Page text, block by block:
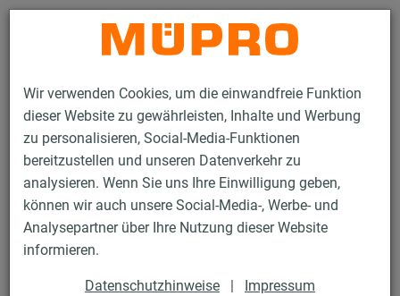
Wir verwenden Cookies, um die einwandfreie Funktion
dieser Website zu gewährleisten, Inhalte und Werbung
zu personalisieren, Social-Media-Funktionen
bereitzustellen und unseren Datenverkehr zu
analysieren. Wenn Sie uns Ihre Einwilligung geben,
können wir auch unsere Social-Media-, Werbe- und
Analysepartner über Ihre Nutzung dieser Website
informieren.
Datenschutzhinweise | Impressum
Kontakt
Produkte Brandschutz Brandgeprüfte Befestigungen
Dübel
Betonschrauben MMS-plus